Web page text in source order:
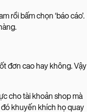
rồi bấm chọn ‘báo cáo’.
đơn cao hay không. Vậy
cho tài khoản shop mà
khuyến khích họ quay